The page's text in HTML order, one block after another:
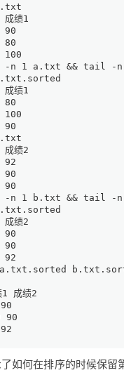
姓名	成绩1
张三	90
李四	80
王二	100
-n 1 a.txt && tail
姓名	成绩1
李四	80
王二	100
张三	90
姓名	成绩2
张三	92
李四	90
王二	90
-n 1 b.txt && tail
姓名	成绩2
李四	90
王二	90
张三	92
1 成绩2
90
了如何在排序的时候保留